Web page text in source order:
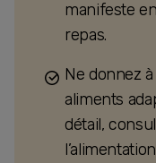
manifeste
repas.
Ne donnez
aliments
détail,